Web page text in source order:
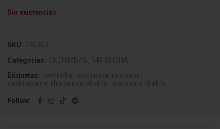
Sin existencias
SKU: 220303
Categorías: CACHIMBAS , MR SHISHA
Etiquetas: cachimba , cachimba mr shisha ,
cachimba mr shisha mini khalifa , plato mini khalifa
Follow